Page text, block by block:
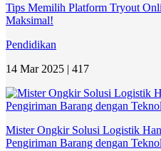
Tips Memilih Platform Tryout
Maksimal!
Pendidikan
14 Mar 2025 | 417
Mister Ongkir Solusi Logistik
Pengiriman Barang dengan